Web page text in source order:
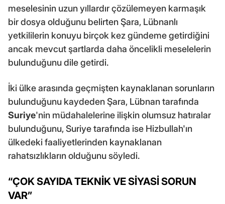
meselesinin uzun yıllardır çözülemeyen karmaşık
bir dosya olduğunu belirten Şara, Lübnanlı
yetkililerin konuyu birçok kez gündeme getirdiğini
ancak mevcut şartlarda daha öncelikli meselelerin
bulunduğunu dile getirdi.
İki ülke arasında geçmişten kaynaklanan sorunların
bulunduğunu kaydeden Şara, Lübnan tarafında
Suriye'nin müdahalelerine ilişkin olumsuz hatıralar
bulunduğunu, Suriye tarafında ise Hizbullah'ın
ülkedeki faaliyetlerinden kaynaklanan
rahatsızlıkların olduğunu söyledi.
“ÇOK SAYIDA TEKNİK VE SİYASİ SORUN
VAR”